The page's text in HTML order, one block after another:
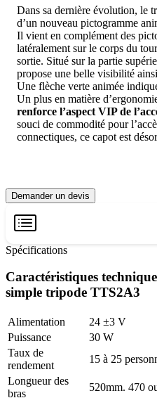
Dans sa dernière évolution, le
d’un nouveau pictogramme
Il vient en complément des
latéralement sur le corps du
sortie. Situé sur la partie
propose une belle visibilité
Une flèche verte animée
Un plus en matière
renforce l’aspect VIP de
souci de commodité pour
connectiques, ce capot est
Demander un devis
Spécifications
Caractéristiques
simple tripode TTS2A3
Alimentation
24 ±3 V
Puissance
30 W
Taux de
rendement
15 à 25
Longueur des
bras
520mm. 470